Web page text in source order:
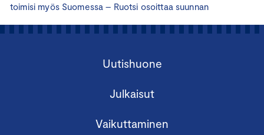
toimisi myös Suomessa – Ruotsi osoittaa suunnan
Uutishuone
Julkaisut
Vaikuttaminen